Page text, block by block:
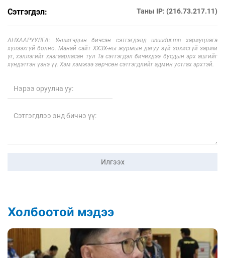
Сэтгэгдэл: Таны IP: (216.73.217.11)
АНХААРУУЛГА: Уншигчдын бичсэн сэтгэгдэлд unuudur.mn хариуцлага
хүлээхгүй болно. Манай сайт ХХЗХ-ны журмын дагуу зүй зохисгүй зарим
үг, хэллэгийг хязгаарласан тул Та сэтгэгдэл бичихдээ бусдын эрх ашгийг
хүндэтгэн үзнэ үү. Хэм хэмжээ зөрчсөн сэтгэгдлийг админ устгах эрхтэй.
Илгээх
Холбоотой мэдээ